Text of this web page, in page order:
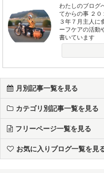
わたしのブログ
てからの事 ２０
３年７月主人に
ーフケアの活動
書いています
月別記事一覧を見る
カテゴリ別記事一覧を見る
フリーページ一覧を見る
お気に入りブログ一覧を見